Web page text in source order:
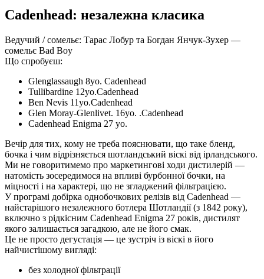
Cadenhead: незалежна класика
Ведучий / сомельє: Тарас Лобур та Богдан Янчук-Зухер —
сомельє Bad Boy
Що спробуєш:
Glenglassaugh 8yo. Cadenhead
Tullibardine 12yo.Cadenhead
Ben Nevis 11yo.Cadenhead
Glen Moray-Glenlivet. 16yo. .Cadenhead
Cadenhead Enigma 27 yo.
Вечір для тих, кому не треба пояснювати, що таке бленд,
бочка і чим відрізняється шотландський віскі від ірландського.
Ми не говоритимемо про маркетингові ходи дистилерій —
натомість зосередимося на впливі бурбонної бочки, на
міцності і на характері, що не згладжений фільтрацією.
У програмі добірка однобочкових релізів від Cadenhead —
найстарішого незалежного ботлера Шотландії (з 1842 року),
включно з рідкісним Cadenhead Enigma 27 років, дистилят
якого залишається загадкою, але не його смак.
Це не просто дегустація — це зустріч із віскі в його
найчистішому вигляді:
без холодної фільтрації